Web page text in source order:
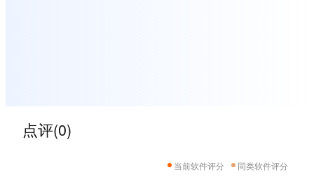
点评(0)
当前软件评分 同类软件评分